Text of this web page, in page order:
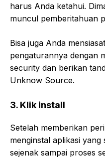
harus Anda ketahui.
muncul pemberitahuan
Bisa juga Anda
pengaturannya dengan
security dan berikan
Unknow Source.
3. Klik install
Setelah memberikan
menginstal aplikasi
sejenak sampai proses